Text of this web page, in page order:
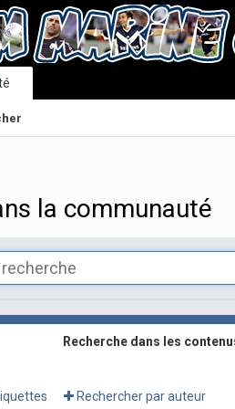
la communauté
Recherche dans les
Rechercher par auteur